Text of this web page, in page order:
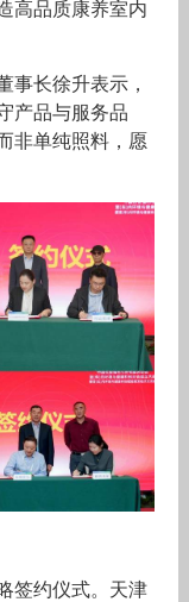
高品质康养室内
事长徐升表示，
产品与服务品
非单纯照料，愿
签约仪式。天津